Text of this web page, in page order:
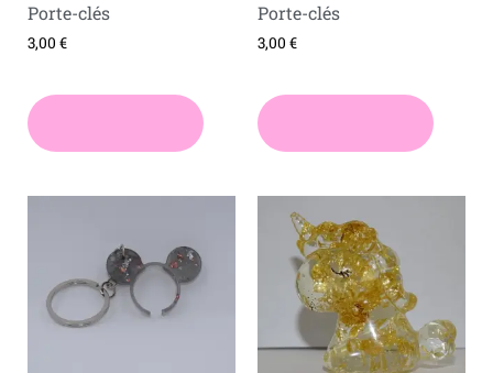
Porte-clés
3,00 €
Porte-clés
3,00 €